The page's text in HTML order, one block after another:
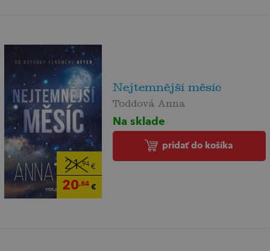
21,94€
20,84€
Nejtemnější měsíc
Toddová Anna
Na sklade
pridať do košíka